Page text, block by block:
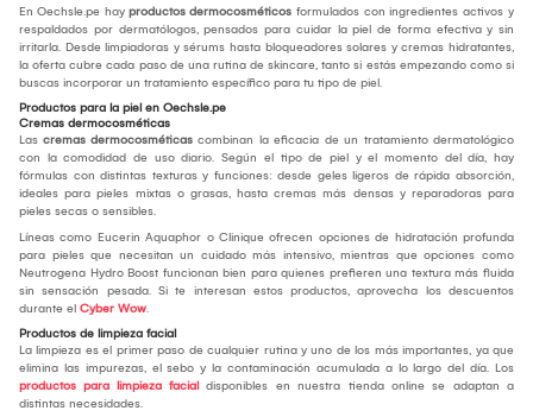
En Oechsle.pe hay productos dermocosméticos formulados con ingredientes activos y
respaldados por dermatólogos, pensados para cuidar la piel de forma efectiva y sin
irritarla. Desde limpiadoras y sérums hasta bloqueadores solares y cremas hidratantes,
la oferta cubre cada paso de una rutina de skincare, tanto si estás empezando como si
buscas incorporar un tratamiento específico para tu tipo de piel.
Productos para la piel en Oechsle.pe
Cremas dermocosméticas
Las cremas dermocosméticas combinan la eficacia de un tratamiento dermatológico
con la comodidad de uso diario. Según el tipo de piel y el momento del día, hay
fórmulas con distintas texturas y funciones: desde geles ligeros de rápida absorción,
ideales para pieles mixtas o grasas, hasta cremas más densas y reparadoras para
pieles secas o sensibles.
Líneas como Eucerin Aquaphor o Clinique ofrecen opciones de hidratación profunda
para pieles que necesitan un cuidado más intensivo, mientras que opciones como
Neutrogena Hydro Boost funcionan bien para quienes prefieren una textura más fluida
sin sensación pesada. Si te interesan estos productos, aprovecha los descuentos
durante el Cyber Wow.
Productos de limpieza facial
La limpieza es el primer paso de cualquier rutina y uno de los más importantes, ya que
elimina las impurezas, el sebo y la contaminación acumulada a lo largo del día. Los
productos para limpieza facial disponibles en nuestra tienda online se adaptan a
distintas necesidades.